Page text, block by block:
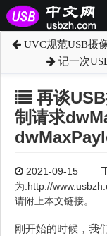
UVC规范USB摄
记一次
再谈
制请求
2021-09-15
为:http://
请附上本文链接。
刚开始的时候，我